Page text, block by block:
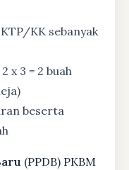
KK sebanyak
x 3 = 2 buah
beserta
(PPDB) PKBM